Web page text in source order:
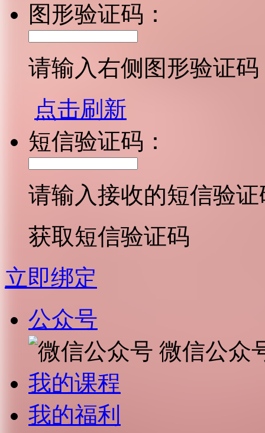
图形验证码：
请输入右侧图形验证码
点击刷新
短信验证码：
请输入接收的短信验证
获取短信验证码
立即绑定
公众号
微信公众
我的课程
我的福利